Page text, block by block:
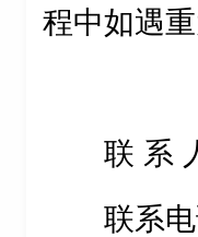
程中如遇
联 系
联系